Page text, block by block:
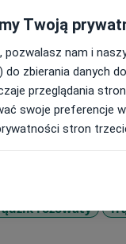
Szpitala
Prowadziłam
w Łodzi. W
Szkole Promocji
paznokci
znamion
medycyny
różowaty
Twoją
pozwalasz nam i
do zbierania danych
przeglądania
swoje preferencje
stron